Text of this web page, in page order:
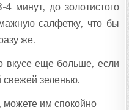
минут, до золотистого
салфетку, что бы
же.
еще больше, если
свежей зеленью.
можете им спокойно